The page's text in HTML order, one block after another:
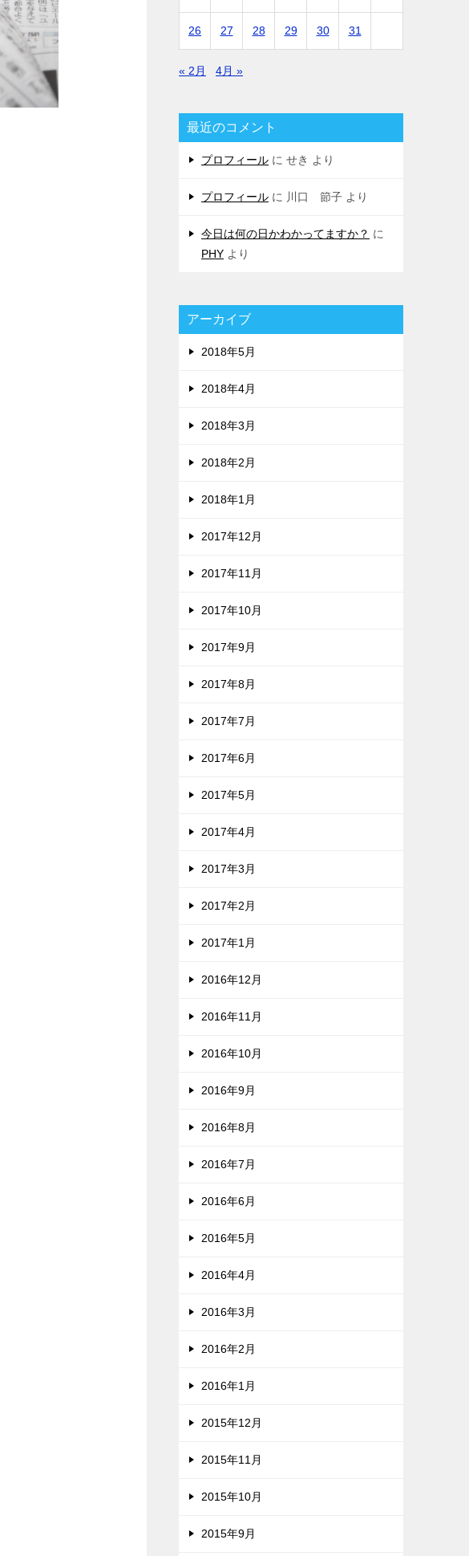
26 27 28 29 30 31
« 2月 4月 »
最近のコメント
プロフィール に せき より
プロフィール に 川口 節子 より
今日は何の日かわかってますか？ に
PHY より
アーカイブ
2018年5月
2018年4月
2018年3月
2018年2月
2018年1月
2017年12月
2017年11月
2017年10月
2017年9月
2017年8月
2017年7月
2017年6月
2017年5月
2017年4月
2017年3月
2017年2月
2017年1月
2016年12月
2016年11月
2016年10月
2016年9月
2016年8月
2016年7月
2016年6月
2016年5月
2016年4月
2016年3月
2016年2月
2016年1月
2015年12月
2015年11月
2015年10月
2015年9月